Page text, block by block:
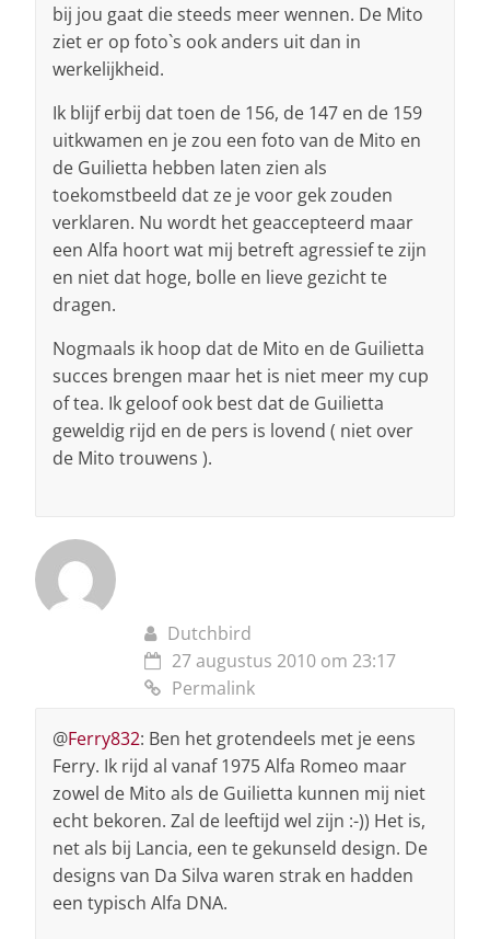
bij jou gaat die steeds meer wennen. De Mito
ziet er op foto`s ook anders uit dan in
werkelijkheid.
Ik blijf erbij dat toen de 156, de 147 en de 159
uitkwamen en je zou een foto van de Mito en
de Guilietta hebben laten zien als
toekomstbeeld dat ze je voor gek zouden
verklaren. Nu wordt het geaccepteerd maar
een Alfa hoort wat mij betreft agressief te zijn
en niet dat hoge, bolle en lieve gezicht te
dragen.
Nogmaals ik hoop dat de Mito en de Guilietta
succes brengen maar het is niet meer my cup
of tea. Ik geloof ook best dat de Guilietta
geweldig rijd en de pers is lovend ( niet over
de Mito trouwens ).
Dutchbird
27 augustus 2010 om 23:17
Permalink
@Ferry832: Ben het grotendeels met je eens
Ferry. Ik rijd al vanaf 1975 Alfa Romeo maar
zowel de Mito als de Guilietta kunnen mij niet
echt bekoren. Zal de leeftijd wel zijn :-)) Het is,
net als bij Lancia, een te gekunseld design. De
designs van Da Silva waren strak en hadden
een typisch Alfa DNA.